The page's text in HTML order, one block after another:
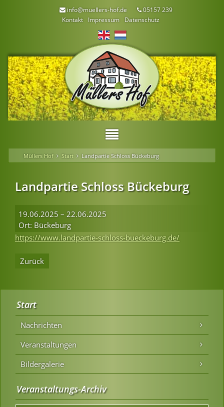
info@muellers-hof.de
05157 239
Kontakt
Impressum Datenschutz
Müllers Hof Start Landpartie Schloss Bückeburg
Landpartie Schloss Bückeburg
19.06.2025 – 22.06.2025
Ort: Bückeburg
https://www.landpartie-schloss-bueckeburg.de/
Zurück
Start
Nachrichten
Veranstaltungen
Bildergalerie
Veranstaltungs-Archiv